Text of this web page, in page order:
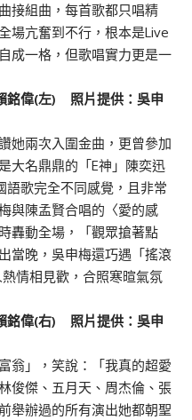
接組曲，每首歌都只唱精
場亢奮到不行，根本是Live
成一格，但歌唱實力更是一
銘偉(左) 照片提供：吳申
她兩次入圍金曲，更曾參加
大名鼎鼎的「E神」陳奕迅
語歌完全不同感覺，且非常
與陳孟賢合唱的〈愛的感
轟動全場，「觀眾搶著點
當晚，吳申梅還巧遇「搖滾
情相見歡，合照寒暄氣氛
銘偉(右) 照片提供：吳申
翁」，笑說：「我真的超愛
俊傑、五月天、周杰倫、張
舉辦過的所有演出她都朝聖